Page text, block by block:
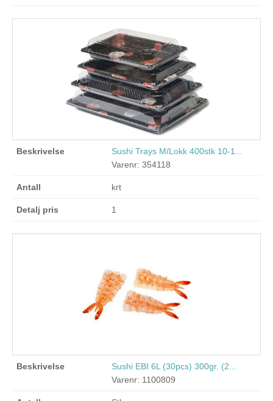
Sushi Trays M/Lokk 400stk 10-1...
Varenr: 354118
krt
1
Sushi EBI 6L (30pcs) 300gr. (2...
Varenr: 1100809